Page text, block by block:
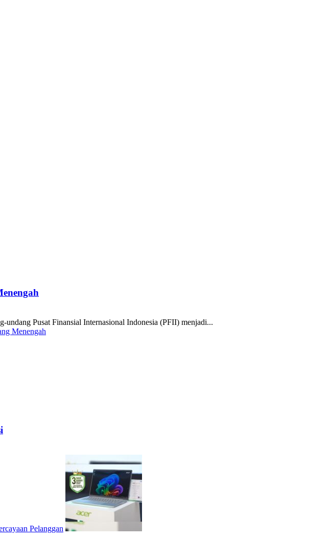
Pusat Finansial Internasional Indonesia (PFII) menjadi...
Menengah
Pelanggan